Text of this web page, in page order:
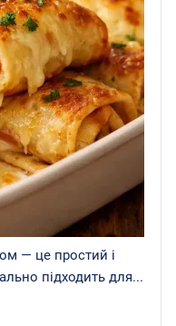
— це простий і
підходить для...